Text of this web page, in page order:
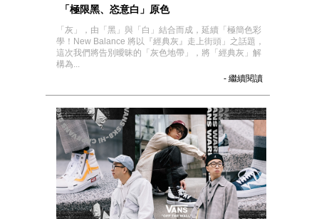
「極限黑、恣意白」原色
「灰」，由「黑」與「白」結合而成，延續「極簡色彩
學！New Balance 將以『經典灰』走上街頭」之話題，
這次我們將告別曖昧的「灰色地帶」，將「經典灰」解
構為...
- 繼續閱讀